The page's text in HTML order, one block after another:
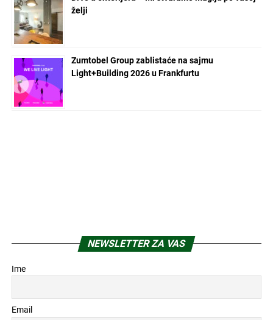
želji
Zumtobel Group zablistaće na sajmu
Light+Building 2026 u Frankfurtu
NEWSLETTER ZA VAS
Ime
Email